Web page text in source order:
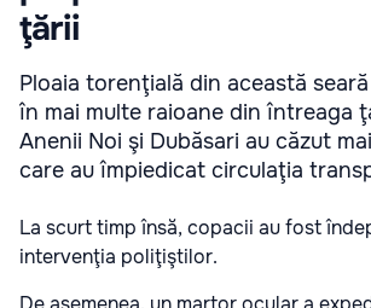
ţării
Ploaia torenţială din această
în mai multe raioane din întreaga
Anenii Noi şi Dubăsari au căzut
care au împiedicat circulaţia
La scurt timp însă, copacii au fost
intervenţia poliţiştilor.